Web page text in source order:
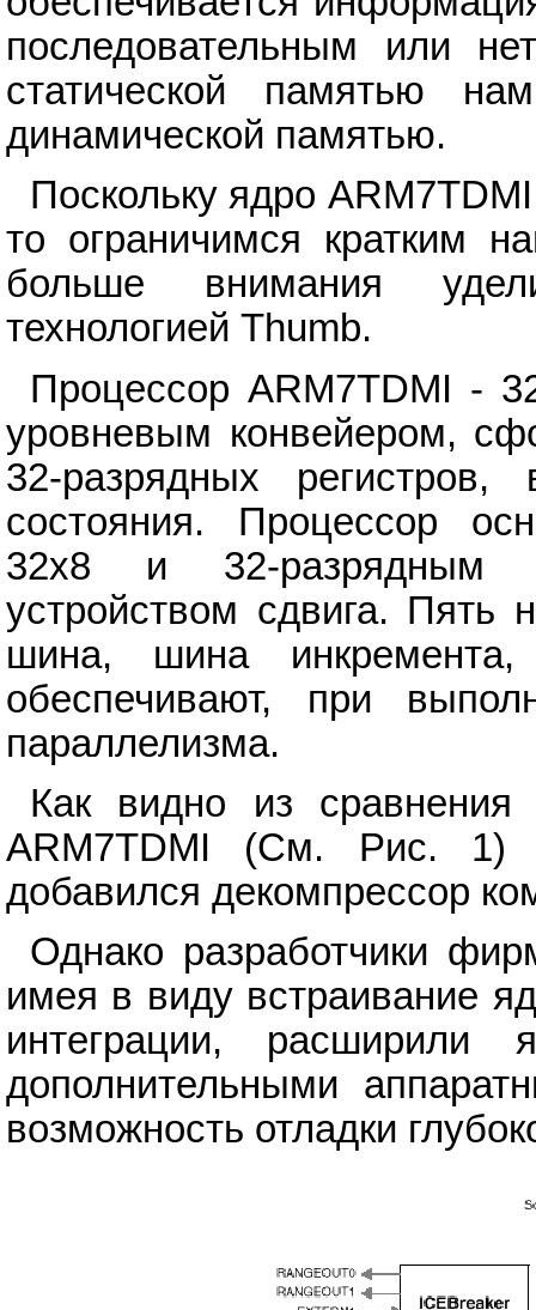
последовательным или
статической памятью
динамической памятью.
Поскольку ядро
то ограничимся кратким
больше внимания
технологией Thumb.
Процессор ARM7TDMI -
уровневым конвейером,
32-разрядных
состояния. Процессор
32x8 и 32-разрядным
устройством сдвига. Пять
шина, шина
обеспечивают, при
параллелизма.
Как видно из
ARM7TDMI (См. Рис. 1)
добавился декомпрессор
Однако разработчики
имея в виду встраивание
интеграции,
дополнительными
возможность отладки